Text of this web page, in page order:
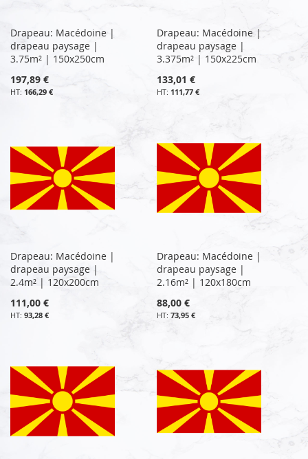
Drapeau: Macédoine |
drapeau paysage |
3.75m² | 150x250cm
197,89 €
166,29 €
Drapeau: Macédoine |
drapeau paysage |
3.375m² | 150x225cm
133,01 €
111,77 €
Drapeau: Macédoine |
drapeau paysage |
2.4m² | 120x200cm
111,00 €
93,28 €
Drapeau: Macédoine |
drapeau paysage |
2.16m² | 120x180cm
88,00 €
73,95 €